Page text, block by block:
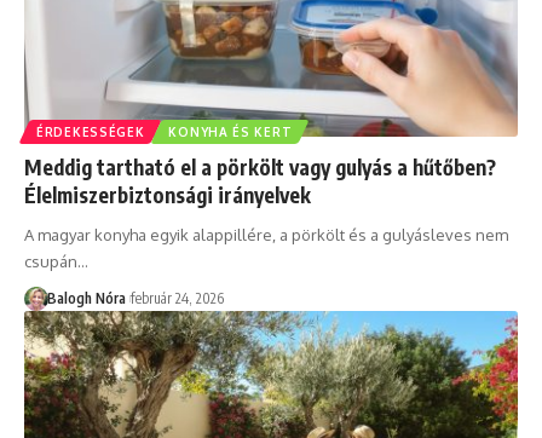
ÉRDEKESSÉGEK KONYHA ÉS KERT
Meddig tartható el a pörkölt vagy gulyás a hűtőben?
Élelmiszerbiztonsági irányelvek
A magyar konyha egyik alappillére, a pörkölt és a gulyásleves nem
csupán…
Balogh Nóra február 24, 2026